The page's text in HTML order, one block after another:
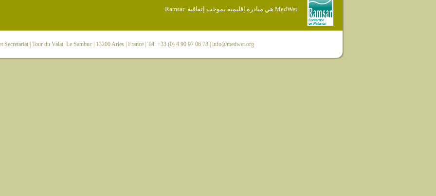
MedWet هي مبادرة إقليمية بموجب إتفاقية Ramsar
Secretariat| Tour du Valat, Le Sambuc | 13200 Arles | France | Tel: +33 (0) 4 90 97 06 78 | info@medwet.org